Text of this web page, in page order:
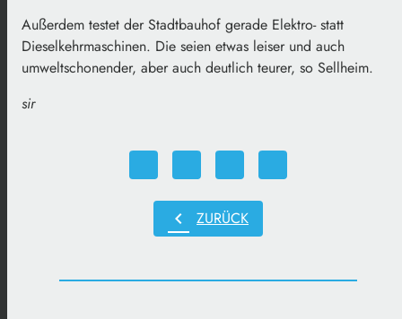
Außerdem testet der Stadtbauhof gerade Elektro- statt
Dieselkehrmaschinen. Die seien etwas leiser und auch
umweltschonender, aber auch deutlich teurer, so Sellheim.
sir
chevron_left ZURÜCK